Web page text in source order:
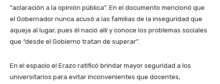
“aclaración a la opinión pública”. En el documento mencionó que
el Gobernador nunca acusó a las familias de la inseguridad que
aqueja al lugar, pues él nació allí y conoce los problemas sociales
que “desde el Gobierno tratan de superar”.
En el espacio el Erazo ratificó brindar mayor seguridad a los
universitarios para evitar inconvenientes que docentes,